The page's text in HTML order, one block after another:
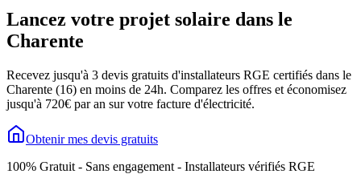
Lancez votre projet solaire dans le
Charente
Recevez jusqu'à 3 devis gratuits d'installateurs RGE certifiés dans le
Charente (16) en moins de 24h. Comparez les offres et économisez
jusqu'à 720€ par an sur votre facture d'électricité.
Obtenir mes devis gratuits
100% Gratuit - Sans engagement - Installateurs vérifiés RGE